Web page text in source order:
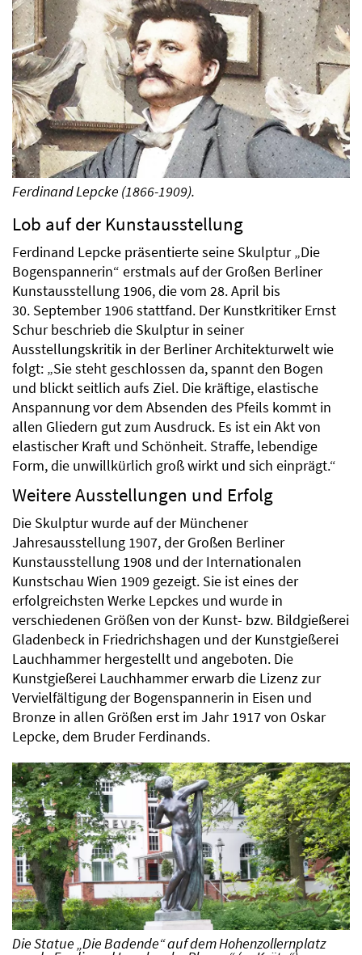
Ferdinand Lepcke (1866-1909).
Lob auf der Kunstausstellung
Ferdinand Lepcke präsentierte seine Skulptur „Die
Bogenspannerin“ erstmals auf der Großen Berliner
Kunstausstellung 1906, die vom 28. April bis
30. September 1906 stattfand. Der Kunstkritiker Ernst
Schur beschrieb die Skulptur in seiner
Ausstellungskritik in der Berliner Architekturwelt wie
folgt: „Sie steht geschlossen da, spannt den Bogen
und blickt seitlich aufs Ziel. Die kräftige, elastische
Anspannung vor dem Absenden des Pfeils kommt in
allen Gliedern gut zum Ausdruck. Es ist ein Akt von
elastischer Kraft und Schönheit. Straffe, lebendige
Form, die unwillkürlich groß wirkt und sich einprägt.“
Weitere Ausstellungen und Erfolg
Die Skulptur wurde auf der Münchener
Jahresausstellung 1907, der Großen Berliner
Kunstausstellung 1908 und der Internationalen
Kunstschau Wien 1909 gezeigt. Sie ist eines der
erfolgreichsten Werke Lepckes und wurde in
verschiedenen Größen von der Kunst- bzw. Bildgießerei
Gladenbeck in Friedrichshagen und der Kunstgießerei
Lauchhammer hergestellt und angeboten. Die
Kunstgießerei Lauchhammer erwarb die Lizenz zur
Vervielfältigung der Bogenspannerin in Eisen und
Bronze in allen Größen erst im Jahr 1917 von Oskar
Lepcke, dem Bruder Ferdinands.
Die Statue „Die Badende“ auf dem Hohenzollernplatz